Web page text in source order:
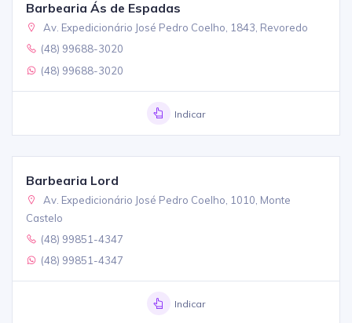
Barbearia Ás de Espadas
Av. Expedicionário José Pedro Coelho, 1843, Revoredo
(48) 99688-3020
(48) 99688-3020
Indicar
Barbearia Lord
Av. Expedicionário José Pedro Coelho, 1010, Monte
Castelo
(48) 99851-4347
(48) 99851-4347
Indicar